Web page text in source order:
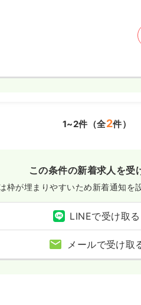
1~2件（全2件）
この条件の新着求人を受
枠が埋まりやすいため新着通知を
LINEで受け取る
メールで受け取